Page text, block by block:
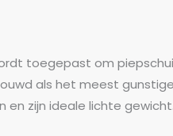
toegepast om
als het meest
zijn ideale lichte gewicht.